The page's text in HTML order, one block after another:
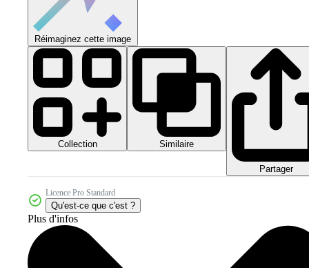
Réimaginez cette image
Collection Similaire
Partager
Licence Pro Standard
Qu'est-ce que c'est ?
Plus d'infos